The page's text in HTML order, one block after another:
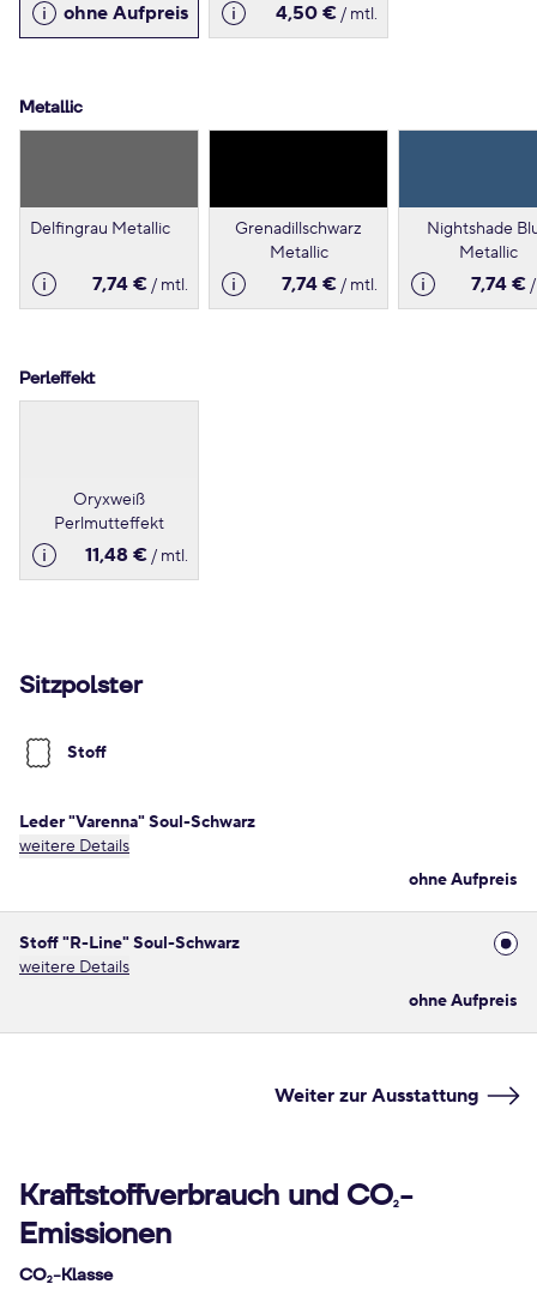
ohne Aufpreis 4,50 €/ mtl.
Metallic
Delfingrau Metallic
7,74 €/ mtl.
Grenadillschwarz
Metallic
7,74 €/ mtl.
Nightshade
Metallic
7,74 €
Perleffekt
Oryxweiß
Perlmutteffekt
11,48 €/ mtl.
Sitzpolster
Stoff
Leder "Varenna" Soul-Schwarz
weitere Details
ohne Aufpreis
Stoff "R-Line" Soul-Schwarz
weitere Details
ohne Aufpreis
Weiter zur Ausstattung
Kraftstoffverbrauch und CO2-
Emissionen
CO2-Klasse